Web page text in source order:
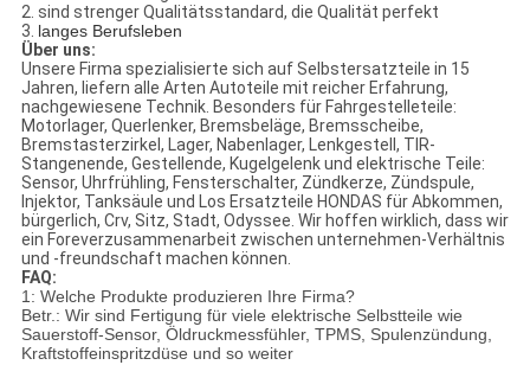
2. sind strenger Qualitätsstandard, die Qualität perfekt
3. langes Berufsleben
Über uns:
Unsere Firma spezialisierte sich auf Selbstersatzteile in 15
Jahren, liefern alle Arten Autoteile mit reicher Erfahrung,
nachgewiesene Technik. Besonders für Fahrgestelleteile:
Motorlager, Querlenker, Bremsbeläge, Bremsscheibe,
Bremstasterzirkel, Lager, Nabenlager, Lenkgestell, TIR-
Stangenende, Gestellende, Kugelgelenk und elektrische Teile:
Sensor, Uhrfrühling, Fensterschalter, Zündkerze, Zündspule,
Injektor, Tanksäule und Los Ersatzteile HONDAS für Abkommen,
bürgerlich, Crv, Sitz, Stadt, Odyssee. Wir hoffen wirklich, dass wir
ein Foreverzusammenarbeit zwischen unternehmen-Verhältnis
und -freundschaft machen können.
FAQ:
1: Welche Produkte produzieren Ihre Firma?
Betr.: Wir sind Fertigung für viele elektrische Selbstteile wie
Sauerstoff-Sensor, Öldruckmessfühler, TPMS, Spulenzündung,
Kraftstoffeinspritzdüse und so weiter